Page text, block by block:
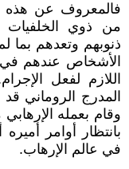
فالمعروف عن هذه
من ذوي الخلفيات
ذنوبهم وتعدهم بما
الأشخاص عندهم في
اللازم لفعل
المدرج الروماني
وقام بعمله
بانتظار أوامر
في عالم الإرهاب.